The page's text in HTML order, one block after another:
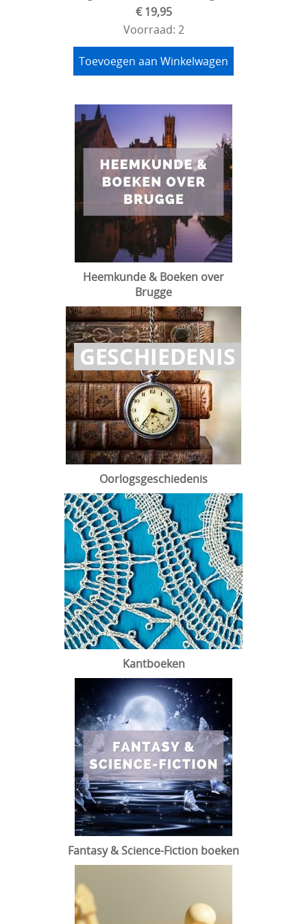
€ 19,95
Voorraad: 2
Toevoegen aan Winkelwagen
Heemkunde & Boeken over
Brugge
Oorlogsgeschiedenis
Kantboeken
Fantasy & Science-Fiction boeken